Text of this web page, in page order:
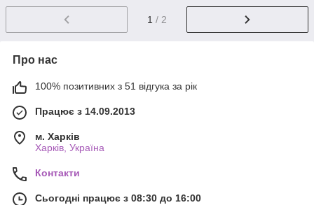
1 / 2
Про нас
100% позитивних з 51 відгука за рік
Працює з 14.09.2013
м. Харків
Харків, Україна
Контакти
Сьогодні працює з 08:30 до 16:00